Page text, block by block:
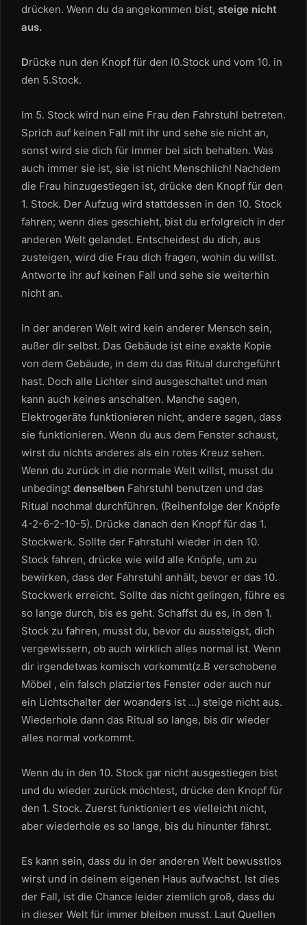
drücken. Wenn du da angekommen bist, steige nicht
aus.
Drücke nun den Knopf für den l0.Stock und vom 10. in
den 5.Stock.
Im 5. Stock wird nun eine Frau den Fahrstuhl betreten.
Sprich auf keinen Fall mit ihr und sehe sie nicht an,
sonst wird sie dich für immer bei sich behalten. Was
auch immer sie ist, sie ist nicht Menschlich! Nachdem
die Frau hinzugestiegen ist, drücke den Knopf für den
1. Stock. Der Aufzug wird stattdessen in den 10. Stock
fahren; wenn dies geschieht, bist du erfolgreich in der
anderen Welt gelandet. Entscheidest du dich, aus
zusteigen, wird die Frau dich fragen, wohin du willst.
Antworte ihr auf keinen Fall und sehe sie weiterhin
nicht an.
In der anderen Welt wird kein anderer Mensch sein,
außer dir selbst. Das Gebäude ist eine exakte Kopie
von dem Gebäude, in dem du das Ritual durchgeführt
hast. Doch alle Lichter sind ausgeschaltet und man
kann auch keines anschalten. Manche sagen,
Elektrogeräte funktionieren nicht, andere sagen, dass
sie funktionieren. Wenn du aus dem Fenster schaust,
wirst du nichts anderes als ein rotes Kreuz sehen.
Wenn du zurück in die normale Welt willst, musst du
unbedingt denselben Fahrstuhl benutzen und das
Ritual nochmal durchführen. (Reihenfolge der Knöpfe
4-2-6-2-10-5). Drücke danach den Knopf für das 1.
Stockwerk. Sollte der Fahrstuhl wieder in den 10.
Stock fahren, drücke wie wild alle Knöpfe, um zu
bewirken, dass der Fahrstuhl anhält, bevor er das 10.
Stockwerk erreicht. Sollte das nicht gelingen, führe es
so lange durch, bis es geht. Schaffst du es, in den 1.
Stock zu fahren, musst du, bevor du aussteigst, dich
vergewissern, ob auch wirklich alles normal ist. Wenn
dir irgendetwas komisch vorkommt(z.B verschobene
Möbel , ein falsch platziertes Fenster oder auch nur
ein Lichtschalter der woanders ist …) steige nicht aus.
Wiederhole dann das Ritual so lange, bis dir wieder
alles normal vorkommt.
Wenn du in den 10. Stock gar nicht ausgestiegen bist
und du wieder zurück möchtest, drücke den Knopf für
den 1. Stock. Zuerst funktioniert es vielleicht nicht,
aber wiederhole es so lange, bis du hinunter fährst.
Es kann sein, dass du in der anderen Welt bewusstlos
wirst und in deinem eigenen Haus aufwachst. Ist dies
der Fall, ist die Chance leider ziemlich groß, dass du
in dieser Welt für immer bleiben musst. Laut Quellen